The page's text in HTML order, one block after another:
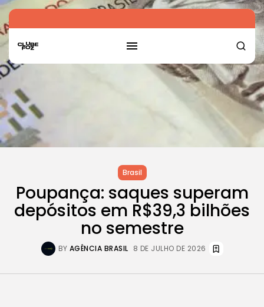
Brasil
Poupança: saques superam
depósitos em R$39,3 bilhões
no semestre
BY AGÊNCIA BRASIL 8 DE JULHO DE 2026